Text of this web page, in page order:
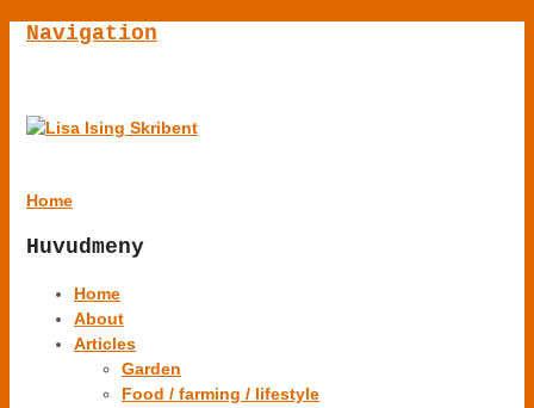
Navigation
Home
Huvudmeny
Home
About
Articles
Garden
Food / farming / lifestyle